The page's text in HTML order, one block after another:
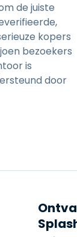
de juiste
kopers
bezoekers
is
door